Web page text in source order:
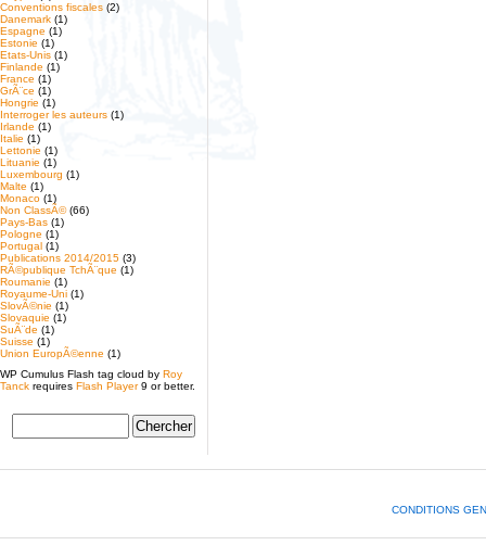
Conventions fiscales (2)
Danemark (1)
Espagne (1)
Estonie (1)
Etats-Unis (1)
Finlande (1)
France (1)
GrÃ¨ce (1)
Hongrie (1)
Interroger les auteurs (1)
Irlande (1)
Italie (1)
Lettonie (1)
Lituanie (1)
Luxembourg (1)
Malte (1)
Monaco (1)
Non ClassÃ©(66)
Pays-Bas (1)
Pologne (1)
Portugal (1)
Publications 2014/2015 (3)
RÃ©publique TchÃ¨que (1)
Roumanie (1)
Royaume-Uni (1)
SlovÃ©nie (1)
Slovaquie (1)
SuÃ¨de (1)
Suisse (1)
Union EuropÃ©enne (1)
WP Cumulus Flash tag cloud by Roy
Tanck requires Flash Player9 or better.
CONDITIONS